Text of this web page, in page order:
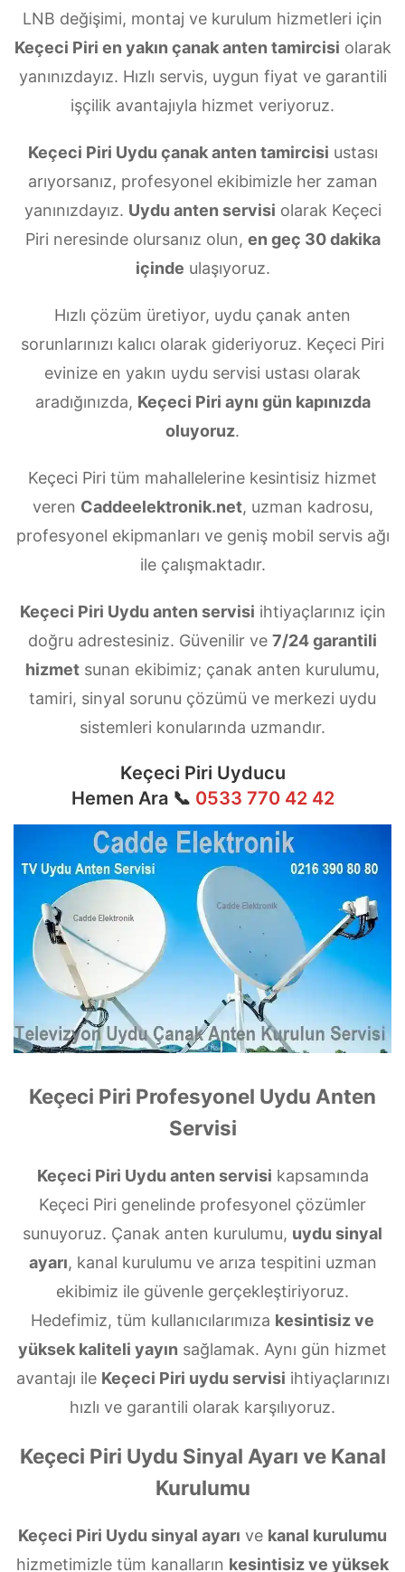
LNB değişimi, montaj ve kurulum hizmetleri için
Keçeci Piri en yakın çanak anten tamircisi olarak
yanınızdayız. Hızlı servis, uygun fiyat ve garantili
işçilik avantajıyla hizmet veriyoruz.
Keçeci Piri Uydu çanak anten tamircisi ustası
arıyorsanız, profesyonel ekibimizle her zaman
yanınızdayız. Uydu anten servisi olarak Keçeci
Piri neresinde olursanız olun, en geç 30 dakika
içinde ulaşıyoruz.
Hızlı çözüm üretiyor, uydu çanak anten
sorunlarınızı kalıcı olarak gideriyoruz. Keçeci Piri
evinize en yakın uydu servisi ustası olarak
aradığınızda, Keçeci Piri aynı gün kapınızda
oluyoruz.
Keçeci Piri tüm mahallelerine kesintisiz hizmet
veren Caddeelektronik.net, uzman kadrosu,
profesyonel ekipmanları ve geniş mobil servis ağı
ile çalışmaktadır.
Keçeci Piri Uydu anten servisi ihtiyaçlarınız için
doğru adrestesiniz. Güvenilir ve 7/24 garantili
hizmet sunan ekibimiz; çanak anten kurulumu,
tamiri, sinyal sorunu çözümü ve merkezi uydu
sistemleri konularında uzmandır.
Keçeci Piri Uyducu
Hemen Ara 📞 0533 770 42 42
Keçeci Piri Profesyonel Uydu Anten
Servisi
Keçeci Piri Uydu anten servisi kapsamında
Keçeci Piri genelinde profesyonel çözümler
sunuyoruz. Çanak anten kurulumu, uydu sinyal
ayarı, kanal kurulumu ve arıza tespitini uzman
ekibimiz ile güvenle gerçekleştiriyoruz.
Hedefimiz, tüm kullanıcılarımıza kesintisiz ve
yüksek kaliteli yayın sağlamak. Aynı gün hizmet
avantajı ile Keçeci Piri uydu servisi ihtiyaçlarınızı
hızlı ve garantili olarak karşılıyoruz.
Keçeci Piri Uydu Sinyal Ayarı ve Kanal
Kurulumu
Keçeci Piri Uydu sinyal ayarı ve kanal kurulumu
hizmetimizle tüm kanalların kesintisiz ve yüksek